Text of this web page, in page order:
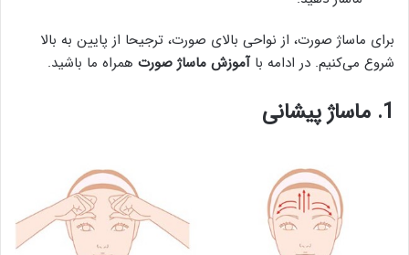
برای ماساژ صورت، از نواحی بالای صورت، ترجیحا از پایین به بالا
شروع می‌کنیم. در ادامه باآموزش ماساژ صورت همراه ما باشید.
1. ماساژ پیشانی